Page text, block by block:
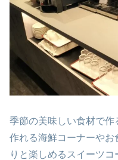
季節の美味しい食材で
作れる海鮮コーナーやお
りと楽しめるスイーツコ